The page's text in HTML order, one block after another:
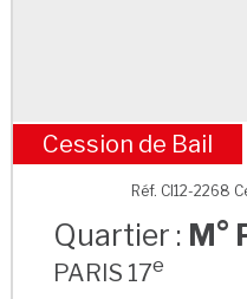
M°
Cession de Bail
Réf. CI12-2268
Quartier : M°
PARIS 17e